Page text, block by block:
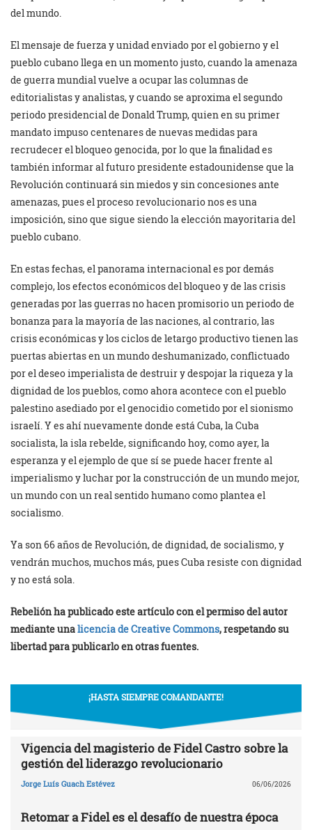
del mundo.
El mensaje de fuerza y unidad enviado por el gobierno y el
pueblo cubano llega en un momento justo, cuando la amenaza
de guerra mundial vuelve a ocupar las columnas de
editorialistas y analistas, y cuando se aproxima el segundo
periodo presidencial de Donald Trump, quien en su primer
mandato impuso centenares de nuevas medidas para
recrudecer el bloqueo genocida, por lo que la finalidad es
también informar al futuro presidente estadounidense que la
Revolución continuará sin miedos y sin concesiones ante
amenazas, pues el proceso revolucionario nos es una
imposición, sino que sigue siendo la elección mayoritaria del
pueblo cubano.
En estas fechas, el panorama internacional es por demás
complejo, los efectos económicos del bloqueo y de las crisis
generadas por las guerras no hacen promisorio un periodo de
bonanza para la mayoría de las naciones, al contrario, las
crisis económicas y los ciclos de letargo productivo tienen las
puertas abiertas en un mundo deshumanizado, conflictuado
por el deseo imperialista de destruir y despojar la riqueza y la
dignidad de los pueblos, como ahora acontece con el pueblo
palestino asediado por el genocidio cometido por el sionismo
israelí. Y es ahí nuevamente donde está Cuba, la Cuba
socialista, la isla rebelde, significando hoy, como ayer, la
esperanza y el ejemplo de que sí se puede hacer frente al
imperialismo y luchar por la construcción de un mundo mejor,
un mundo con un real sentido humano como plantea el
socialismo.
Ya son 66 años de Revolución, de dignidad, de socialismo, y
vendrán muchos, muchos más, pues Cuba resiste con dignidad
y no está sola.
Rebelión ha publicado este artículo con el permiso del autor
mediante unalicencia de Creative Commons, respetando su
libertad para publicarlo en otras fuentes.
¡HASTA SIEMPRE COMANDANTE!
Vigencia del magisterio de Fidel Castro sobre la
gestión del liderazgo revolucionario
Jorge Luís Guach Estévez 06/06/2026
Retomar a Fidel es el desafío de nuestra época